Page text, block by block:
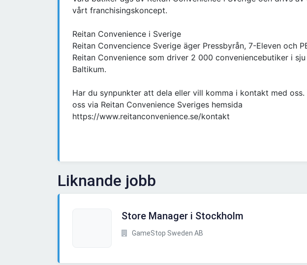
vårt franchisingskoncept.
Reitan Convenience i Sverige
Reitan Convencience Sverige äger Pressbyrån, 7-Eleven och
Reitan Convenience som driver 2 000 conveniencebutiker i
Baltikum.
Har du synpunkter att dela eller vill komma i kontakt med
oss via Reitan Convenience Sveriges hemsida
https://www.reitanconvenience.se/kontakt
Liknande jobb
Store Manager i Stockholm
GameStop Sweden AB